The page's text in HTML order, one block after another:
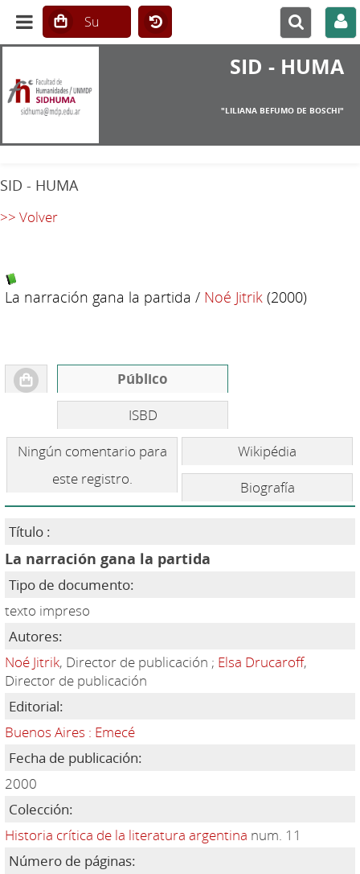
SID - HUMA
"LILIANA BEFUMO DE BOSCHI"
SID - HUMA
>> Volver
La narración gana la partida / Noé Jitrik(2000)
Público
ISBD
Ningún comentario para
este registro.
Wikipédia
Biografía
Título :
La narración gana la partida
Tipo de documento:
texto impreso
Autores:
Noé Jitrik, Director de publicación ; Elsa Drucaroff,
Director de publicación
Editorial:
Buenos Aires : Emecé
Fecha de publicación:
2000
Colección:
Historia crítica de la literatura argentina num. 11
Número de páginas: